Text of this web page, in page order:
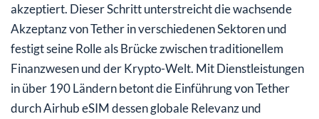
akzeptiert. Dieser Schritt unterstreicht die wachsende
Akzeptanz von Tether in verschiedenen Sektoren und
festigt seine Rolle als Brücke zwischen traditionellem
Finanzwesen und der Krypto-Welt. Mit Dienstleistungen
in über 190 Ländern betont die Einführung von Tether
durch Airhub eSIM dessen globale Relevanz und